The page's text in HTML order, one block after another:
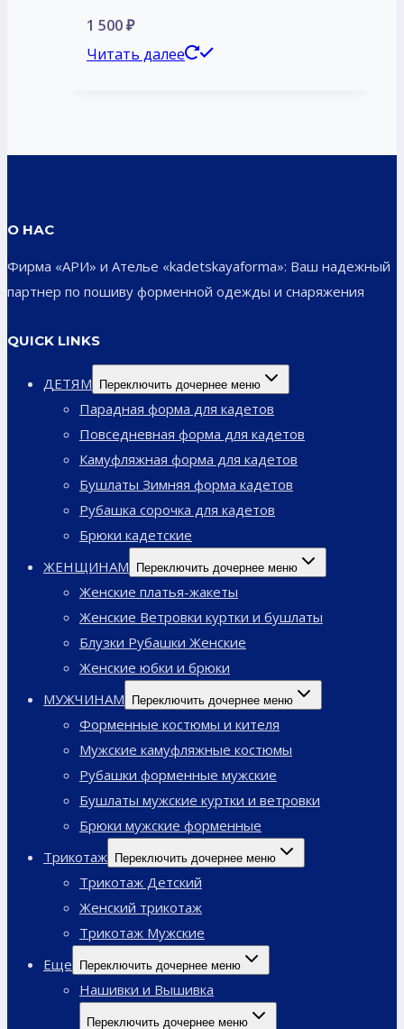
1 500₽
Читать далее
О НАС
Фирма «АРИ» и Ателье «kadetskayaforma»: Ваш надежный
партнер по пошиву форменной одежды и снаряжения
QUICK LINKS
ДЕТЯМ Переключить дочернее меню
Парадная форма для кадетов
Повседневная форма для кадетов
Камуфляжная форма для кадетов
Бушлаты Зимняя форма кадетов
Рубашка сорочка для кадетов
Брюки кадетские
ЖЕНЩИНАМ
Переключить дочернее меню
Женские платья-жакеты
Женские Ветровки куртки и бушлаты
Блузки Рубашки Женские
Женские юбки и брюки
МУЖЧИНАМ
Переключить дочернее меню
Форменные костюмы и кителя
Мужские камуфляжные костюмы
Рубашки форменные мужские
Бушлаты мужские куртки и ветровки
Брюки мужские форменные
Трикотаж
Переключить дочернее меню
Трикотаж Детский
Женский трикотаж
Трикотаж Мужские
Еще
Переключить дочернее меню
Нашивки и Вышивка
Переключить дочернее меню